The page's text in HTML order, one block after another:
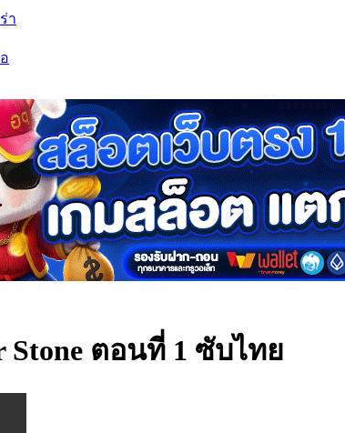
า
Stone ตอนที่ 1 ซับไทย